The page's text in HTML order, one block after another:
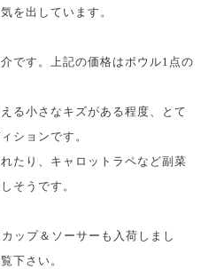
を出しています。
です。上記の価格はボウル1点の
る小さなキズがある程度、とて
ションです。
たり、キャロットラペなど副菜
そうです。
ップ＆ソーサーも入荷しまし
下さい。